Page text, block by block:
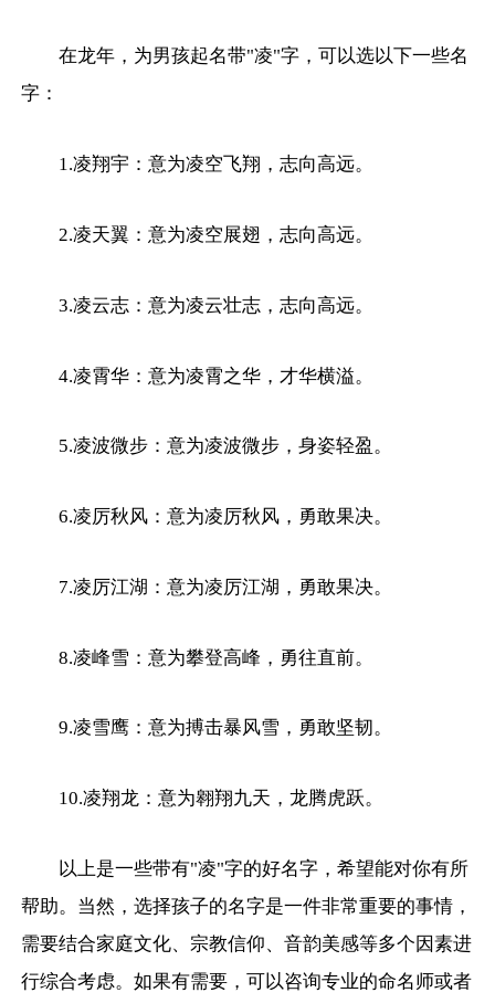
在龙年，为男孩起名带"凌"字，可以选以下一些名
字：
1.凌翔宇：意为凌空飞翔，志向高远。
2.凌天翼：意为凌空展翅，志向高远。
3.凌云志：意为凌云壮志，志向高远。
4.凌霄华：意为凌霄之华，才华横溢。
5.凌波微步：意为凌波微步，身姿轻盈。
6.凌厉秋风：意为凌厉秋风，勇敢果决。
7.凌厉江湖：意为凌厉江湖，勇敢果决。
8.凌峰雪：意为攀登高峰，勇往直前。
9.凌雪鹰：意为搏击暴风雪，勇敢坚韧。
10.凌翔龙：意为翱翔九天，龙腾虎跃。
以上是一些带有"凌"字的好名字，希望能对你有所
帮助。当然，选择孩子的名字是一件非常重要的事情，
需要结合家庭文化、宗教信仰、音韵美感等多个因素进
行综合考虑。如果有需要，可以咨询专业的命名师或者